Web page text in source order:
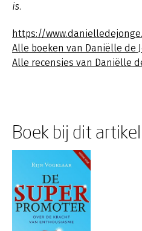
is.
https://
Alle boeken van Daniëlle de
Alle recensies van Daniëlle
Boek bij dit artikel